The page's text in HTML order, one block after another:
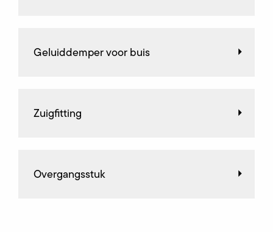
Geluiddemper voor buis
Zuigfitting
Overgangsstuk